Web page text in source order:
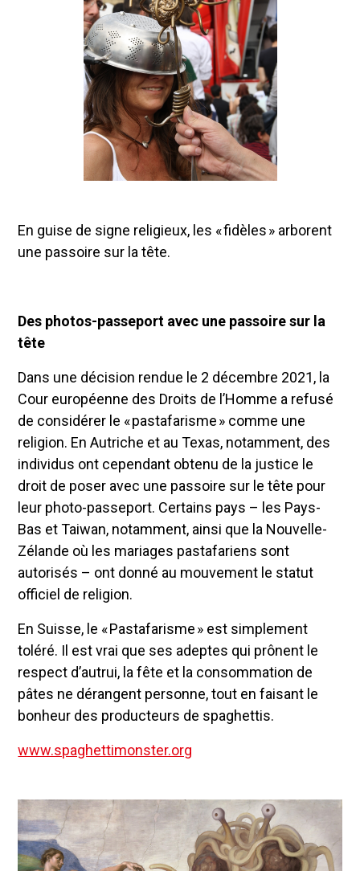
En guise de signe religieux, les « fidèles » arborent
une passoire sur la tête.
Des photos-passeport avec une passoire sur la
tête
Dans une décision rendue le 2 décembre 2021, la
Cour européenne des Droits de l’Homme a refusé
de considérer le « pastafarisme » comme une
religion. En Autriche et au Texas, notamment, des
individus ont cependant obtenu de la justice le
droit de poser avec une passoire sur le tête pour
leur photo-passeport. Certains pays – les Pays-
Bas et Taiwan, notamment, ainsi que la Nouvelle-
Zélande où les mariages pastafariens sont
autorisés – ont donné au mouvement le statut
officiel de religion.
En Suisse, le « Pastafarisme » est simplement
toléré. Il est vrai que ses adeptes qui prônent le
respect d’autrui, la fête et la consommation de
pâtes ne dérangent personne, tout en faisant le
bonheur des producteurs de spaghettis.
www.spaghettimonster.org